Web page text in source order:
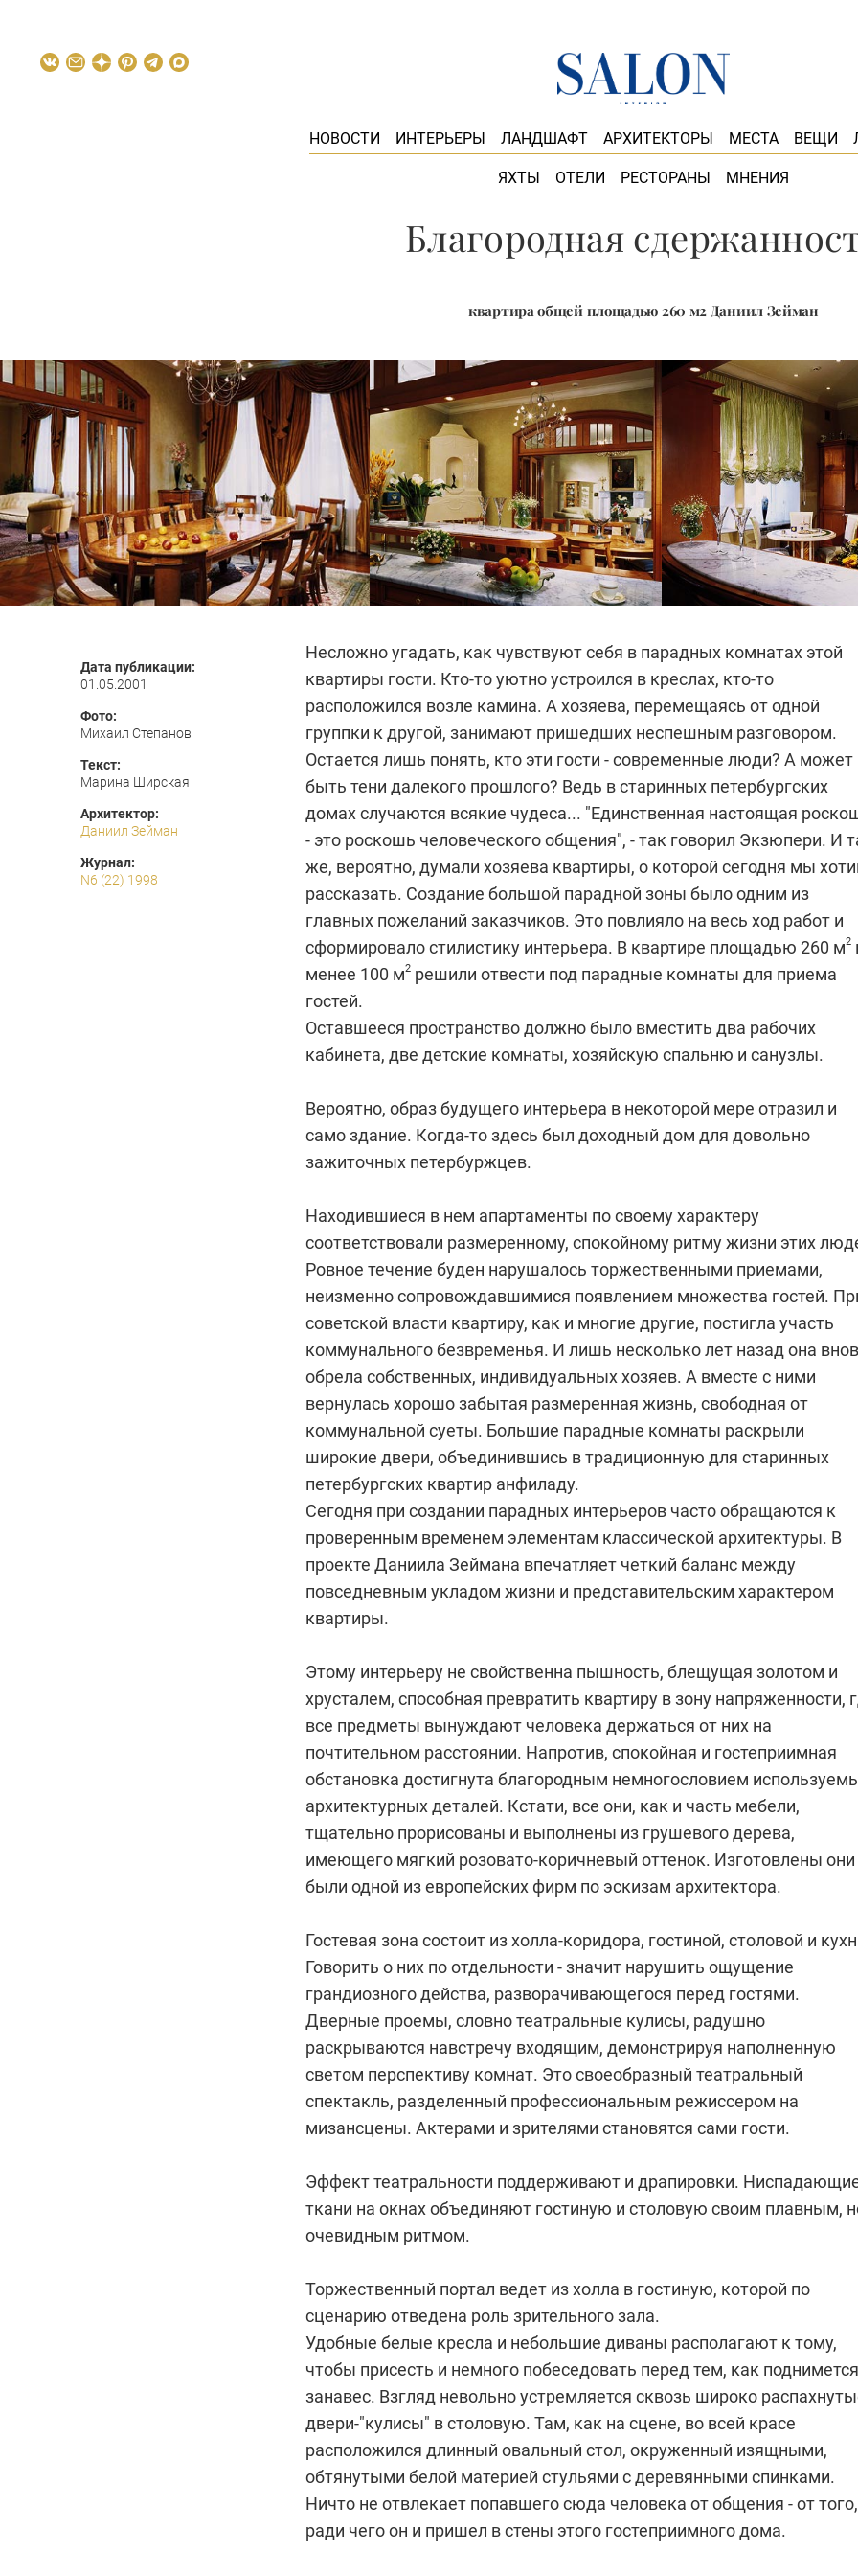
НОВОСТИ ИНТЕРЬЕРЫ ЛАНДШАФТ АРХИТЕКТОРЫ МЕСТА ВЕЩИ
ЯХТЫ ОТЕЛИ РЕСТОРАНЫ МНЕНИЯ
Благородная
квартира общей площадью 260 м2 Даниил Зейман
Дата публикации:
01.05.2001
Фото:
Михаил Степанов
Текст:
Марина Ширская
Архитектор:
Даниил Зейман
Журнал:
N6 (22) 1998
Несложно угадать, как чувствуют себя в парадных комнатах этой
квартиры гости. Кто-то уютно устроился в креслах, кто-то
расположился возле камина. А хозяева, перемещаясь от одной
группки к другой, занимают пришедших неспешным разговором.
Остается лишь понять, кто эти гости - современные люди? А может
быть тени далекого прошлого? Ведь в старинных петербургских
домах случаются всякие чудеса... "Единственная настоящая
- это роскошь человеческого общения", - так говорил Экзюпери. И
же, вероятно, думали хозяева квартиры, о которой сегодня мы
рассказать. Создание большой парадной зоны было одним из
главных пожеланий заказчиков. Это повлияло на весь ход работ и
сформировало стилистику интерьера. В квартире площадью 260 м2
менее 100 м2 решили отвести под парадные комнаты для приема
гостей.
Оставшееся пространство должно было вместить два рабочих
кабинета, две детские комнаты, хозяйскую спальню и санузлы.
Вероятно, образ будущего интерьера в некоторой мере отразил и
само здание. Когда-тоздесь был доходный дом для довольно
зажиточных петербуржцев.
Находившиеся в нем апартаменты по своему характеру
соответствовали размеренному, спокойному ритму жизни этих
Ровное течение буден нарушалось торжественными приемами,
неизменно сопровождавшимися появлением множества гостей.
советской власти квартиру, как и многие другие, постигла участь
коммунального безвременья. И лишь несколько лет назад она
обрела собственных, индивидуальных хозяев. А вместе с ними
вернулась хорошо забытая размеренная жизнь, свободная от
коммунальной суеты. Большие парадные комнаты раскрыли
широкие двери, объединившись в традиционную для старинных
петербургских квартир анфиладу.
Сегодня при создании парадных интерьеров часто обращаются к
проверенным временем элементам классической архитектуры. В
проекте Даниила Зеймана впечатляет четкий баланс между
повседневным укладом жизни и представительским характером
квартиры.
Этому интерьеру не свойственна пышность, блещущая золотом и
хрусталем, способная превратить квартиру в зону напряженности,
все предметы вынуждают человека держаться от них на
почтительном расстоянии. Напротив, спокойная и гостеприимная
обстановка достигнута благородным немногословием
архитектурных деталей. Кстати, все они, как и часть мебели,
тщательно прорисованы и выполнены из грушевого дерева,
имеющего мягкий розовато-коричневый оттенок. Изготовлены они
были одной из европейских фирм по эскизам архитектора.
Гостевая зона состоит из холла-коридора, гостиной, столовой и
Говорить о них по отдельности - значит нарушить ощущение
грандиозного действа, разворачивающегося перед гостями.
Дверные проемы, словно театральные кулисы, радушно
раскрываются навстречу входящим, демонстрируя наполненную
светом перспективу комнат. Это своеобразный театральный
спектакль, разделенный профессиональным режиссером на
мизансцены. Актерами и зрителями становятся сами гости.
Эффект театральности поддерживают и драпировки.
ткани на окнах объединяют гостиную и столовую своим плавным,
очевидным ритмом.
Торжественный портал ведет из холла в гостиную, которой по
сценарию отведена роль зрительного зала.
Удобные белые кресла и небольшие диваны располагают к тому,
чтобы присесть и немного побеседовать перед тем, как поднимется
занавес. Взгляд невольно устремляется сквозь широко
двери-"кулисы" в столовую. Там, как на сцене, во всей красе
расположился длинный овальный стол, окруженный изящными,
обтянутыми белой материей стульями с деревянными спинками.
Ничто не отвлекает попавшего сюда человека от общения - от того,
ради чего он и пришел в стены этого гостеприимного дома.